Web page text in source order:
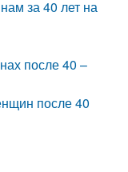
за 40 лет на
после 40 –
после 40